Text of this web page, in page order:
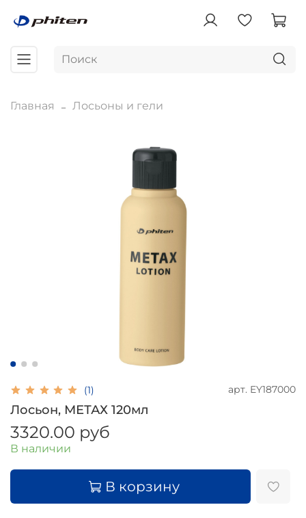
Главная Лосьоны и гели
(1) арт. EY187000
Лосьон, МЕТАХ 120мл
3320.00 руб
В наличии
В корзину